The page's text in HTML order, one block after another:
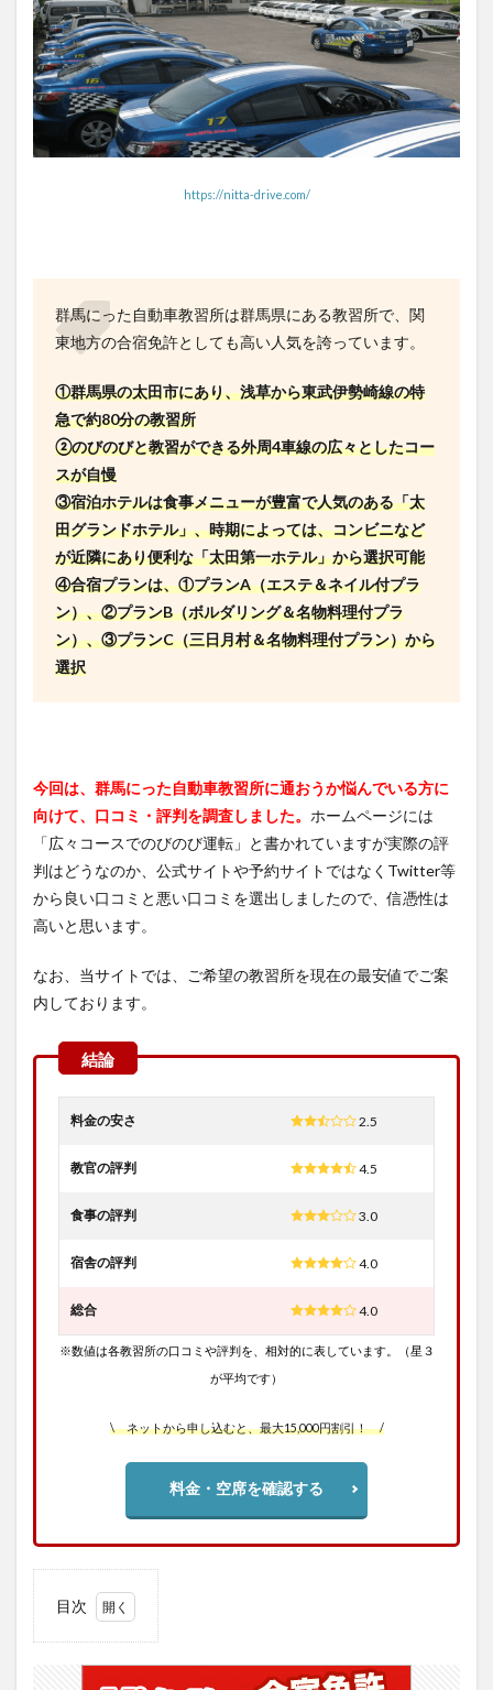
https://nitta-drive.com/
群馬にった自動車教習所は群馬県にある教習所で、関
東地方の合宿免許としても高い人気を誇っています。
①群馬県の太田市にあり、浅草から東武伊勢崎線の特
急で約80分の教習所
②のびのびと教習ができる外周4車線の広々としたコー
スが自慢
③宿泊ホテルは食事メニューが豊富で人気のある「太
田グランドホテル」、時期によっては、コンビニなど
が近隣にあり便利な「太田第一ホテル」から選択可能
④合宿プランは、①プランA（エステ＆ネイル付プラ
ン）、②プランB（ボルダリング＆名物料理付プラ
ン）、③プランC（三日月村＆名物料理付プラン）から
選択
今回は、群馬にった自動車教習所に通おうか悩んでいる方に
向けて、口コミ・評判を調査しました。 ホームページには
「広々コースでのびのび運転」と書かれていますが実際の評
判はどうなのか、公式サイトや予約サイトではなくTwitter等
から良い口コミと悪い口コミを選出しましたので、信憑性は
高いと思います。
なお、当サイトでは、ご希望の教習所を現在の最安値でご案
内しております。
料金の安さ 2.5
教官の評判 4.5
食事の評判 3.0
宿舎の評判 4.0
総合 4.0
※数値は各教習所の口コミや評判を、相対的に表しています。（星３
が平均です）
\ ネットから申し込むと、最大15,000円割引！ /
料金・空席を確認する
目次